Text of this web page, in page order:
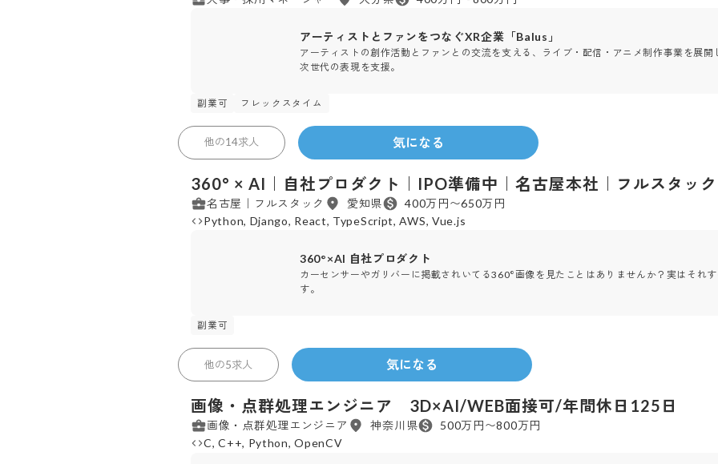
アーティストとファンをつなぐXR企業「Balus」
アーティストの創作活動とファンとの交流を支える、ライブ・配信・アニメ制作事業を展
次世代の表現を支援。
副業可 フレックスタイム
他の14求人 気になる
株式会社 AGENCIA 2012年設立
360° × AI｜自社プロダクト｜IPO準備中｜名古屋本社｜フルスタッ
名古屋｜フルスタック 愛知県
400万円〜650万円
Python, Django, React, TypeScript, AWS, Vue.js
360°×AI 自社プロダクト
カーセンサーやガリバーに掲載されいてる360°画像を見たことはありませんか？実はそれ
す。
副業可
他の5求人 気になる
株式会社 イクシス 1998年設立
画像・点群処理エンジニア 3D×AI/WEB面接可/年間休日125日
画像・点群処理エンジニア 神奈川県
500万円〜800万円
C, C++, Python, OpenCV